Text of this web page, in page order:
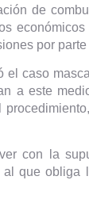
de
por
el caso
a este
con la
que obliga